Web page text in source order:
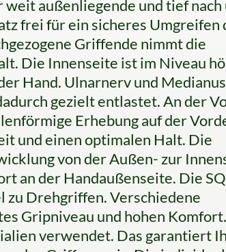
außenliegende und tief nach
frei für ein sicheres Umgreifen
Griffende nimmt die
Die Innenseite ist im Niveau
Hand. Ulnarnerv und
gezielt entlastet. An der
Erhebung auf der
und einen optimalen Halt. Die
von der Außen- zur
an der Handaußenseite. Die
Drehgriffen. Verschiedene
Gripniveau und hohen
verwendet. Das garantiert